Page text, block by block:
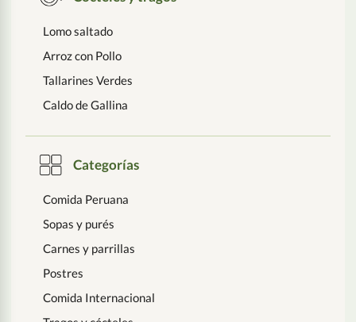
Lomo saltado
Arroz con Pollo
Tallarines Verdes
Caldo de Gallina
Categorías
Comida Peruana
Sopas y purés
Carnes y parrillas
Postres
Comida Internacional